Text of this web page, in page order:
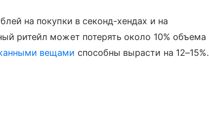
на покупки в секонд-хендах и на
ритейл может потерять около 10% объема
вещами способны вырасти на 12–15%.